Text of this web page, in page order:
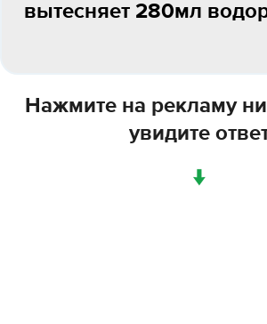
вытесняет 280мл
Нажмите на рекламу
увидите
↓